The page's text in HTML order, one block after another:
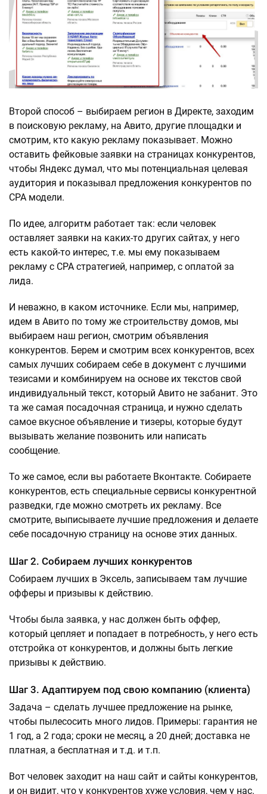
Второй способ – выбираем регион в Директе, заходим
в поисковую рекламу, на Авито, другие площадки и
смотрим, кто какую рекламу показывает. Можно
оставить фейковые заявки на страницах конкурентов,
чтобы Яндекс думал, что мы потенциальная целевая
аудитория и показывал предложения конкурентов по
CPA модели.
По идее, алгоритм работает так: если человек
оставляет заявки на каких-то других сайтах, у него
есть какой-то интерес, т.е. мы ему показываем
рекламу с CPA стратегией, например, с оплатой за
лида.
И неважно, в каком источнике. Если мы, например,
идем в Авито по тому же строительству домов, мы
выбираем наш регион, смотрим объявления
конкурентов. Берем и смотрим всех конкурентов, всех
самых лучших собираем себе в документ с лучшими
тезисами и комбинируем на основе их текстов свой
индивидуальный текст, который Авито не забанит. Это
та же самая посадочная страница, и нужно сделать
самое вкусное объявление и тизеры, которые будут
вызывать желание позвонить или написать
сообщение.
То же самое, если вы работаете Вконтакте. Собираете
конкурентов, есть специальные сервисы конкурентной
разведки, где можно смотреть их рекламу. Все
смотрите, выписываете лучшие предложения и делаете
себе посадочную страницу на основе этих данных.
Шаг 2. Собираем лучших конкурентов
Собираем лучших в Эксель, записываем там лучшие
офферы и призывы к действию.
Чтобы была заявка, у нас должен быть оффер,
который цепляет и попадает в потребность, у него есть
отстройка от конкурентов, и должны быть легкие
призывы к действию.
Шаг 3. Адаптируем под свою компанию (клиента)
Задача – сделать лучшее предложение на рынке,
чтобы пылесосить много лидов. Примеры: гарантия не
1 год, а 2 года; сроки не месяц, а 20 дней; доставка не
платная, а бесплатная и т.д. и т.п.
Вот человек заходит на наш сайт и сайты конкурентов,
и он видит, что у конкурентов хуже условия, чем у нас.